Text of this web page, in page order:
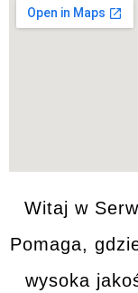
Witaj w
Pomaga,
wysoka